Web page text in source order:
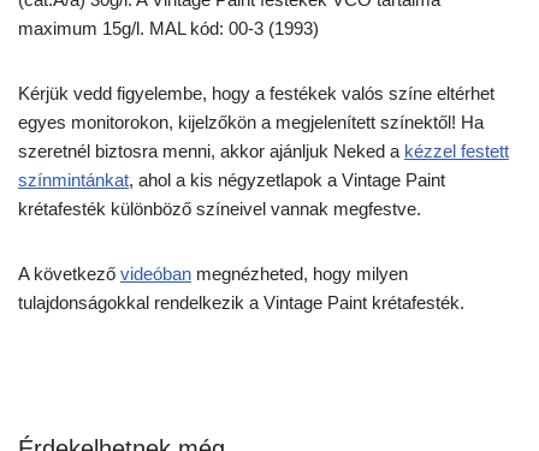
maximum 15g/l. MAL kód: 00-3 (1993)
Kérjük vedd figyelembe, hogy a festékek valós színe eltérhet
egyes monitorokon, kijelzőkön a megjelenített színektől! Ha
szeretnél biztosra menni, akkor ajánljuk Neked a kézzel festett
színmintánkat, ahol a kis négyzetlapok a Vintage Paint
krétafesték különböző színeivel vannak megfestve.
A következő videóban megnézheted, hogy milyen
tulajdonságokkal rendelkezik a Vintage Paint krétafesték.